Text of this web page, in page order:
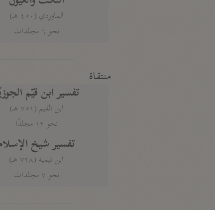
الماوردي (٤٥٠ هـ)
نحو ٦ مجلدات
منتقاة
تفسير ابن قيّم
ابن القيم (٧٥١ هـ)
نحو ١٢ مجلدًا
تفسير شيخ
ابن تيمية (٧٢٨ هـ)
نحو ٧ مجلدات